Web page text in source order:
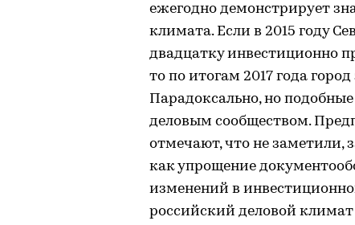
ежегодно демонстрирует
климата. Если в 2015 году
двадцатку инвестиционно
то по итогам 2017 года
Парадоксально, но
деловым сообществом.
отмечают, что не заметили,
как упрощение
изменений в
российский деловой